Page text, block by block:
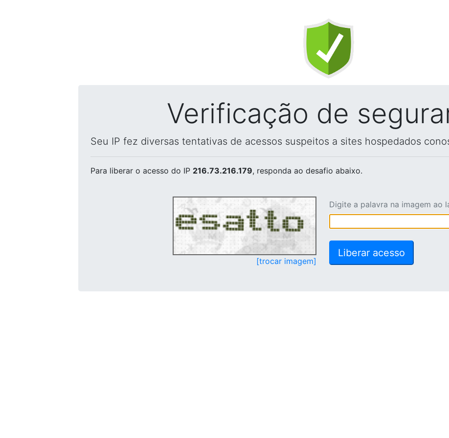
Verificação de
Seu IP fez diversas tentativas de acessos suspeitos a sites hospedados
Para liberar o acesso do IP 216.73.216.179, responda ao desafio abaixo.
[trocar imagem]
Digite a palavra na imagem ao